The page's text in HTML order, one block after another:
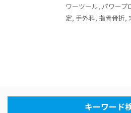
ワーツール, パワープ
定, 手外科, 指骨骨折,
キーワード